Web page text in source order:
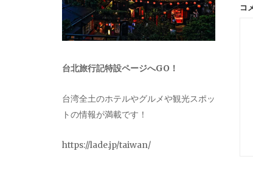
コ
台北旅行記特設ページへGO！
台湾全土のホテルやグルメや観光スポッ
トの情報が満載です！
https://lade.jp/taiwan/